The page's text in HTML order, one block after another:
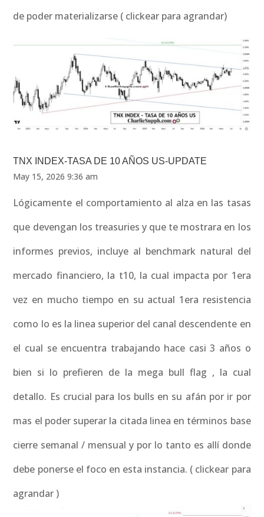
de poder materializarse ( clickear para agrandar)
TNX INDEX-TASA DE 10 AÑOS US-UPDATE
May 15, 2026 9:36 am
Lógicamente el comportamiento al alza en las tasas
que devengan los treasuries y que te mostrara en los
informes previos, incluye al benchmark natural del
mercado financiero, la t10, la cual impacta por 1era
vez en mucho tiempo en su actual 1era resistencia
como lo es la linea superior del canal descendente en
el cual se encuentra trabajando hace casi 3 años o
bien si lo prefieren de la mega bull flag , la cual
detallo. Es crucial para los bulls en su afán por ir por
mas el poder superar la citada linea en términos base
cierre semanal / mensual y por lo tanto es allí donde
debe ponerse el foco en esta instancia. ( clickear para
agrandar )